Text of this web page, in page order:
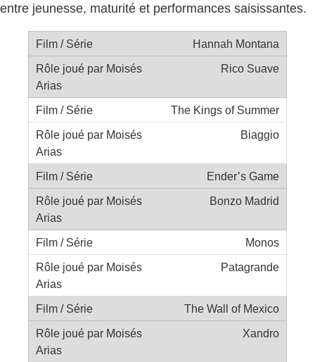
entre jeunesse, maturité et performances saisissantes.
Hannah Montana
Rico Suave
The Kings of Summer
Biaggio
Ender’s Game
Bonzo Madrid
Monos
Patagrande
The Wall of Mexico
Xandro